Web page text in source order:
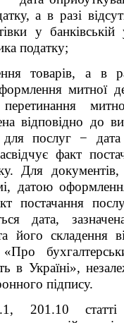
а в разі
у
податку;
товарів, а в
митної
відповідно до
для послуг −
факт
Для
датою
постачання
дата,
його складення
в Україні»,
підпису.
201.10